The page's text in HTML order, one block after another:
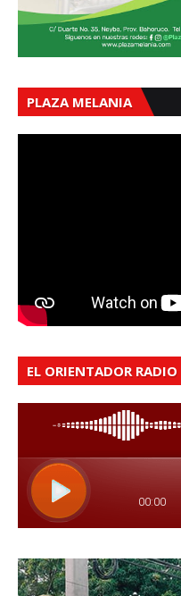
PLAZA MELANIA
EL ORIENTADOR RADIO